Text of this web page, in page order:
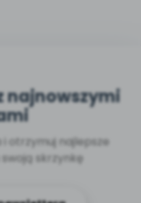
najnowszymi
otrzymuj najlepsze
skrzynkę